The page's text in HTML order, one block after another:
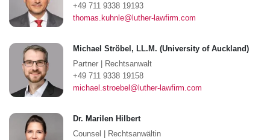
+49 711 9338 19193
thomas.kuhnle@luther-lawfirm.com
Michael Ströbel, LL.M. (University of Auckland)
Partner
Rechtsanwalt
+49 711 9338 19158
michael.stroebel@luther-lawfirm.com
Dr. Marilen Hilbert
Counsel
Rechtsanwältin